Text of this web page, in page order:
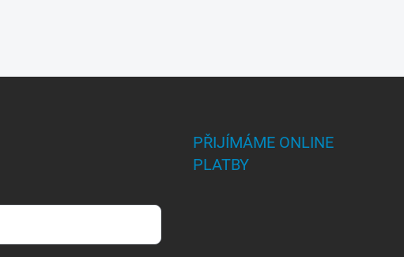
PŘIJÍMÁME ONLINE
PLATBY